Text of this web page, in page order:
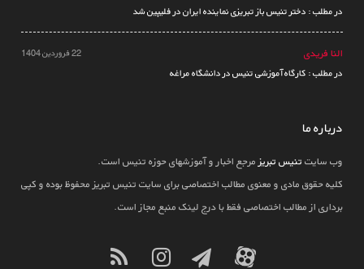
در مطلب : دختر تنیس باز تبریزی نماینده ایران در فلیپین شد
النا فریدی 22 فروردین 1404
در مطلب : کارگاه آموزشی تنیس در دانشگاه مراغه
درباره ما
وب سایت تنیس تبریز مرجع اخبار و آموزشهای حوزه تنیس است.
کلیه حقوق مادی و معنوی مطالب اختصاصی برای سایت تنیس تبریز محفوظ بوده و کپی
برداری از مطالب اختصاصی فقط با درج لینک منبع مجاز است.